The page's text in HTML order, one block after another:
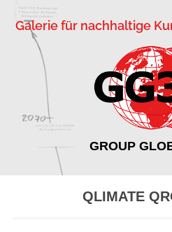
Galerie für nachhaltige
GROUP
QLIMATE